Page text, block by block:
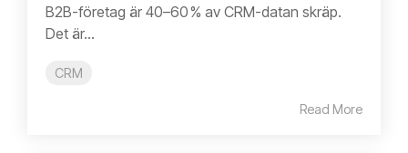
B2B-företag är 40–60 % av CRM-datan skräp.
Det är...
CRM
Read More